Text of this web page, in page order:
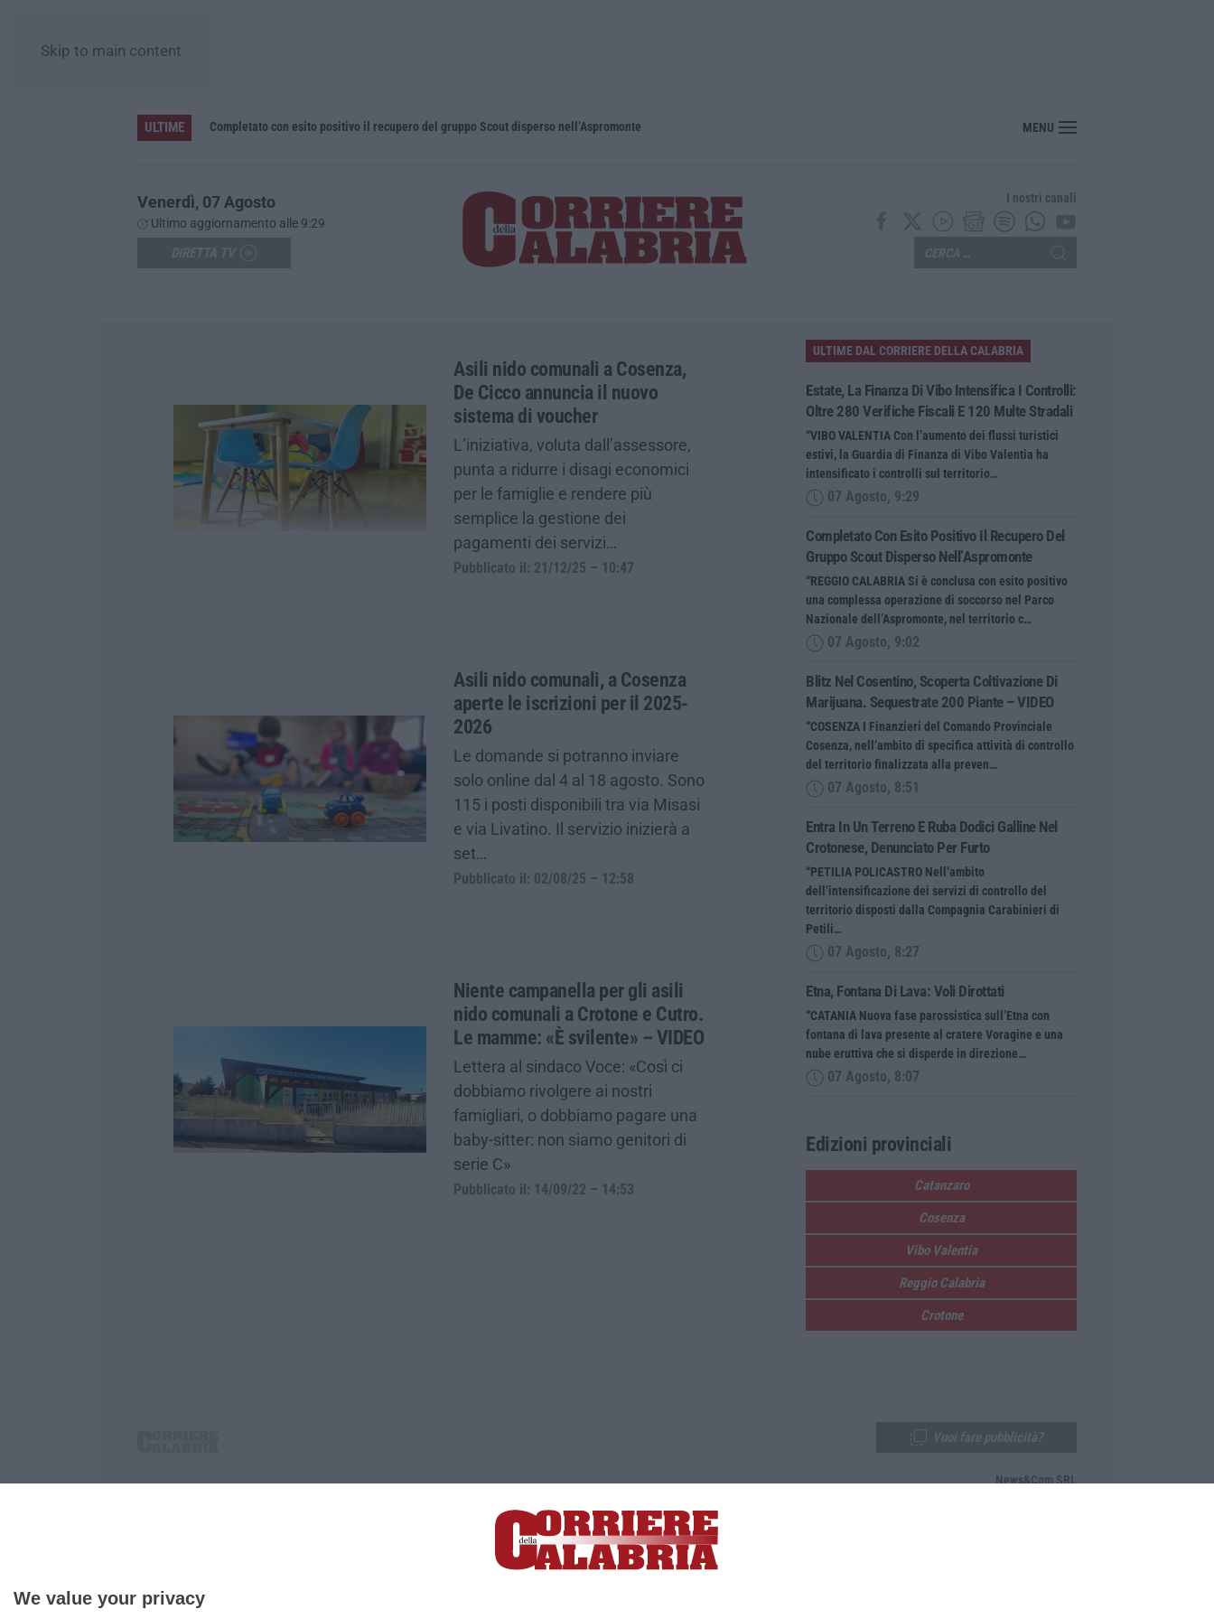
We value your privacy
Skip to main content
ULTIME Completato con esito positivo il recupero del gruppo Scout disperso nell’Aspromonte Blitz nel Cosentino, scoperta coltivazione di marijuana. Sequestrate 200 piante – VIDEO
MENU
Venerdì, 07 Agosto
Ultimo aggiornamento alle 9:29
I nostri canali
Asili nido comunali a Cosenza,
De Cicco annuncia il nuovo
sistema di voucher
L’iniziativa, voluta dall’assessore,
punta a ridurre i disagi economici
per le famiglie e rendere più
semplice la gestione dei
pagamenti dei servizi…
Pubblicato il: 21/12/25 – 10:47
Asili nido comunali, a Cosenza
aperte le iscrizioni per il 2025-
2026
Le domande si potranno inviare
solo online dal 4 al 18 agosto. Sono
115 i posti disponibili tra via Misasi
e via Livatino. Il servizio inizierà a
set…
Pubblicato il: 02/08/25 – 12:58
Niente campanella per gli asili
nido comunali a Crotone e Cutro.
Le mamme: «È svilente» – VIDEO
Lettera al sindaco Voce: «Così ci
dobbiamo rivolgere ai nostri
famigliari, o dobbiamo pagare una
baby-sitter: non siamo genitori di
serie C»
Pubblicato il: 14/09/22 – 14:53
ULTIME DAL CORRIERE DELLA CALABRIA
Estate, La Finanza Di Vibo Intensifica I Controlli:
Oltre 280 Verifiche Fiscali E 120 Multe Stradali
“VIBO VALENTIA Con l’aumento dei flussi turistici
estivi, la Guardia di Finanza di Vibo Valentia ha
intensificato i controlli sul territorio…
07 Agosto, 9:29
Completato Con Esito Positivo Il Recupero Del
Gruppo Scout Disperso Nell’Aspromonte
“REGGIO CALABRIA Si è conclusa con esito positivo
una complessa operazione di soccorso nel Parco
Nazionale dell’Aspromonte, nel territorio c…
07 Agosto, 9:02
Blitz Nel Cosentino, Scoperta Coltivazione Di
Marijuana. Sequestrate 200 Piante – VIDEO
“COSENZA I Finanzieri del Comando Provinciale
Cosenza, nell’ambito di specifica attività di controllo
del territorio finalizzata alla preven…
07 Agosto, 8:51
Entra In Un Terreno E Ruba Dodici Galline Nel
Crotonese, Denunciato Per Furto
“PETILIA POLICASTRO Nell’ambito
dell’intensificazione dei servizi di controllo del
territorio disposti dalla Compagnia Carabinieri di
Petili…
07 Agosto, 8:27
Etna, Fontana Di Lava: Voli Dirottati
“CATANIA Nuova fase parossistica sull’Etna con
fontana di lava presente al cratere Voragine e una
nube eruttiva che si disperde in direzione…
07 Agosto, 8:07
Edizioni provinciali
Catanzaro
Cosenza
Vibo Valentia
Reggio Calabria
Crotone
P.IVA. 03199620794, Via del mare 6/G, S.Eufemia, Lamezia Terme (CZ)
Iscrizione tribunale di Lamezia Terme 5/2011 - Direttore responsabile Paola Militano |Privacy
News&Com SRL